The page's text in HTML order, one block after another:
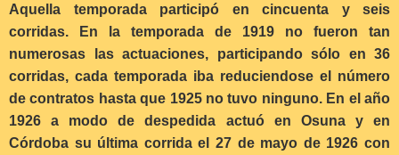
Aquella temporada participó en cincuenta y seis
corridas. En la temporada de 1919 no fueron tan
numerosas las actuaciones, participando sólo en 36
corridas, cada temporada iba reduciendose el número
de contratos hasta que 1925 no tuvo ninguno. En el año
1926 a modo de despedida actuó en Osuna y en
Córdoba su última corrida el 27 de mayo de 1926 con